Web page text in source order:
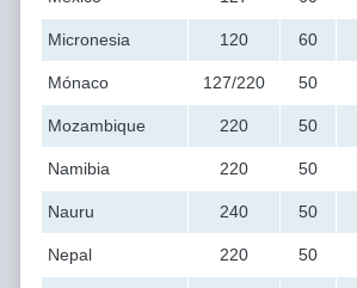
Micronesia 120 60
Mónaco 127/220 50
Mozambique 220 50
Namibia 220 50
Nauru 240 50
Nepal 220 50